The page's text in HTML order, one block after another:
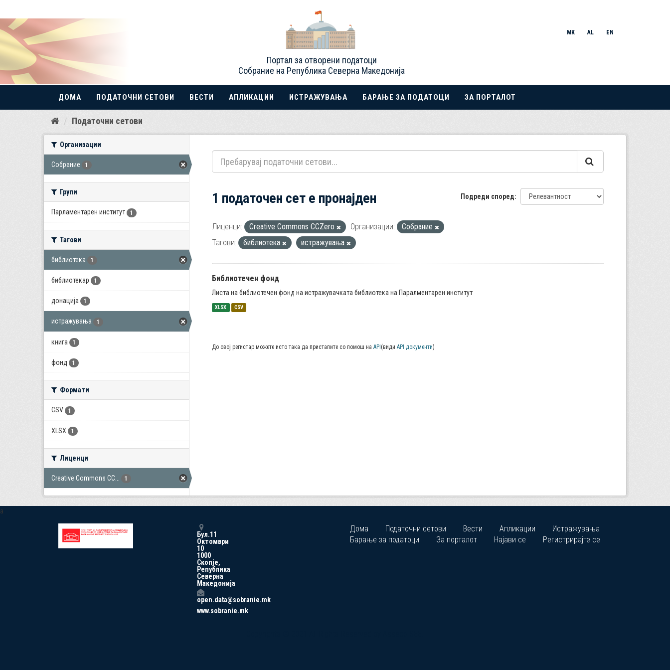
Прескокнете
Портал за отворени податоци
Собрание на Република Северна Македонија
MK AL EN
ДОМА ПОДАТОЧНИ СЕТОВИ ВЕСТИ АПЛИКАЦИИ ИСТРАЖУВАЊА БАРАЊЕ ЗА ПОДАТОЦИ ЗА ПОРТАЛОТ
Податочни сетови
Организации
Собрание 1
Групи
Парламентарен институт 1
Тагови
библиотека 1
библиотекар 1
донација 1
истражувања 1
книга 1
фонд 1
Формати
CSV 1
XLSX 1
Лиценци
Creative Commons CC... 1
Подреди според
1 податочен сет е пронајден
Лиценци: Creative Commons CCZero Организации:
Собрание
Тагови:
библиотека истражувања
Библиотечен фонд
Листа на библиотечен фонд на истражувачката библиотека на Паралментарен институт
XLSX CSV
До овој регистар можете исто така да пристапите со помош на API (види API документи)
a
Бул.11
Октомври
10
1000
Скопје,
Република
Северна
Македонија
open.data@sobranie.mk
www.sobranie.mk
Дома Податочни сетови Вести Апликации
Истражувања
Барање за податоци
За порталот Најави се Регистрирајте се